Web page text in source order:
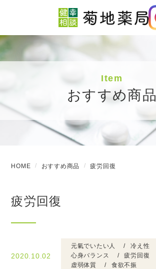
Item
おすすめ商品
HOME おすすめ商品 疲労回復
疲労回復
2020.10.02
元氣でいたい人
冷え性
心身バランス
疲労回復
虚弱体質
食欲不振